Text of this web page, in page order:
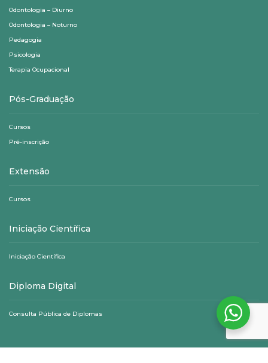
Odontologia – Diurno
Odontologia – Noturno
Pedagogia
Psicologia
Terapia Ocupacional
Pós-Graduação
Cursos
Pré-inscrição
Extensão
Cursos
Iniciação Científica
Iniciação Científica
Diploma Digital
Consulta Pública de Diplomas